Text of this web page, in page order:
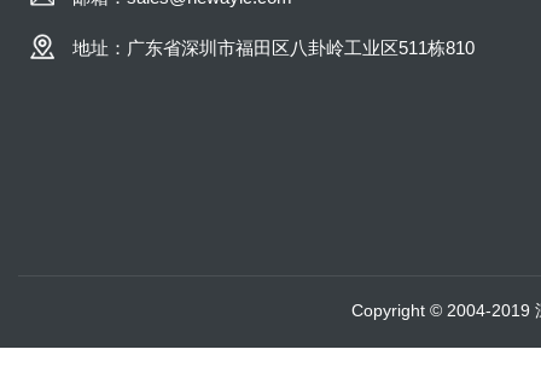
地址：广东省深圳市福田区八卦岭工业区511栋810
Copyright © 2004-2019